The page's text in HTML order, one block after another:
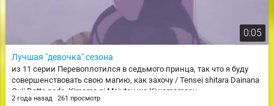
0:05
Лучшая "девочка" сезона
из 11 серии Перевоплотился в седьмого принца, так что я буду
совершенствовать свою магию, как захочу / Tensei shitara Dainana
Ouji Datta node, Kimama ni Majutsu wo Kiwamemasu
2 года назад 261 просмотр